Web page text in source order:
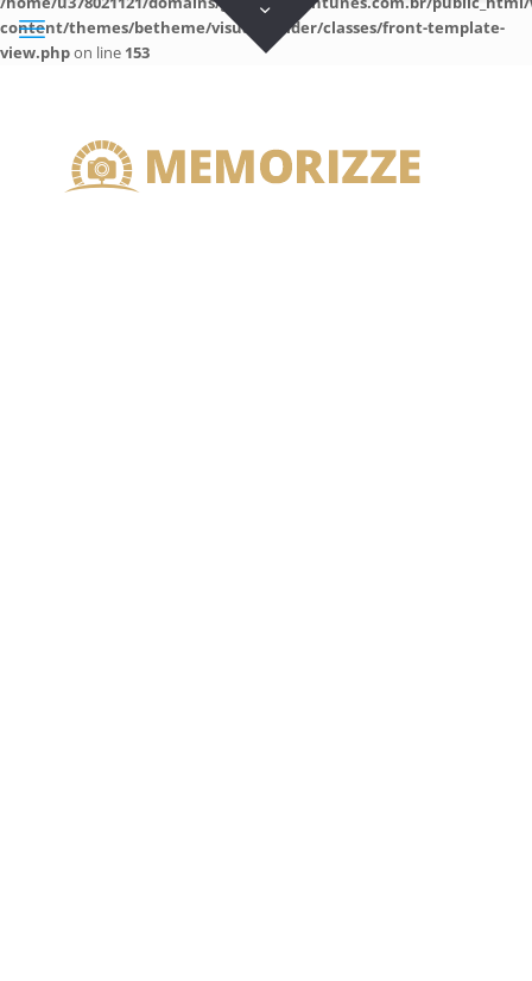
content/themes/betheme/visual-builder/classes/front-template-
view.phpon line 153